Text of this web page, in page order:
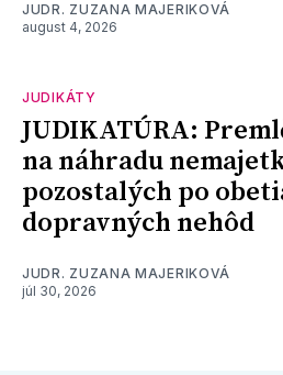
JUDR. ZUZANA MAJERIKOVÁ
august 4, 2026
JUDIKÁTY
JUDIKATÚRA:
na náhradu
pozostalých po
dopravných nehôd
JUDR. ZUZANA MAJERIKOVÁ
júl 30, 2026